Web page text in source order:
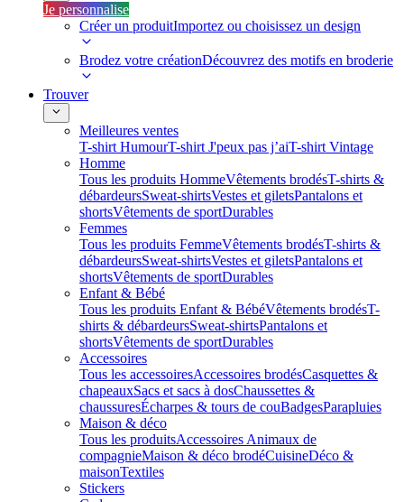
Je personnalise
Créer un produitImportez ou choisissez un design
Brodez votre créationDécouvrez des motifs en broderie
Trouver
Meilleures ventes
T-shirt HumourT-shirt J'peux pas j’aiT-shirt Vintage
Homme
Tous les produits HommeVêtements brodésT-shirts &
débardeursSweat-shirtsVestes et giletsPantalons et
shortsVêtements de sportDurables
Femmes
Tous les produits FemmeVêtements brodésT-shirts &
débardeursSweat-shirtsVestes et giletsPantalons et
shortsVêtements de sportDurables
Enfant & Bébé
Tous les produits Enfant & BébéVêtements brodésT-
shirts & débardeursSweat-shirtsPantalons et
shortsVêtements de sportDurables
Accessoires
Tous les accessoiresAccessoires brodésCasquettes &
chapeauxSacs et sacs à dosChaussettes &
chaussuresÉcharpes & tours de couBadgesParapluies
Maison & déco
Tous les produitsAccessoires Animaux de
compagnieMaison & déco brodéCuisineDéco &
maisonTextiles
Stickers